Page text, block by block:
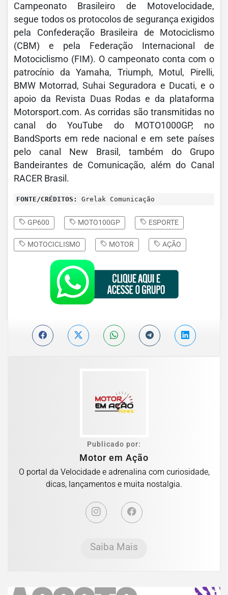
Campeonato Brasileiro de Motovelocidade,
segue todos os protocolos de segurança exigidos
pela Confederação Brasileira de Motociclismo
(CBM) e pela Federação Internacional de
Motociclismo (FIM). O campeonato conta com o
patrocínio da Yamaha, Triumph, Motul, Pirelli,
BMW Motorrad, Suhai Seguradora e Ducati, e o
apoio da Revista Duas Rodas e da plataforma
Motorsport.com. As corridas são transmitidas no
canal do YouTube do MOTO1000GP, no
BandSports em rede nacional e em sete países
pelo canal New Brasil, também do Grupo
Bandeirantes de Comunicação, além do Canal
RACER Brasil.
FONTE/CRÉDITOS: Grelak Comunicação
GP600 MOTO100GP ESPORTE
MOTOCICLISMO MOTOR AÇÃO
Publicado por:
Motor em Ação
O portal da Velocidade e adrenalina com curiosidade,
dicas, lançamentos e muita nostalgia.
Saiba Mais